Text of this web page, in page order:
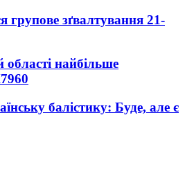
групове зґвалтування 21-
області найбільше
7960
балістику: Буде, але є